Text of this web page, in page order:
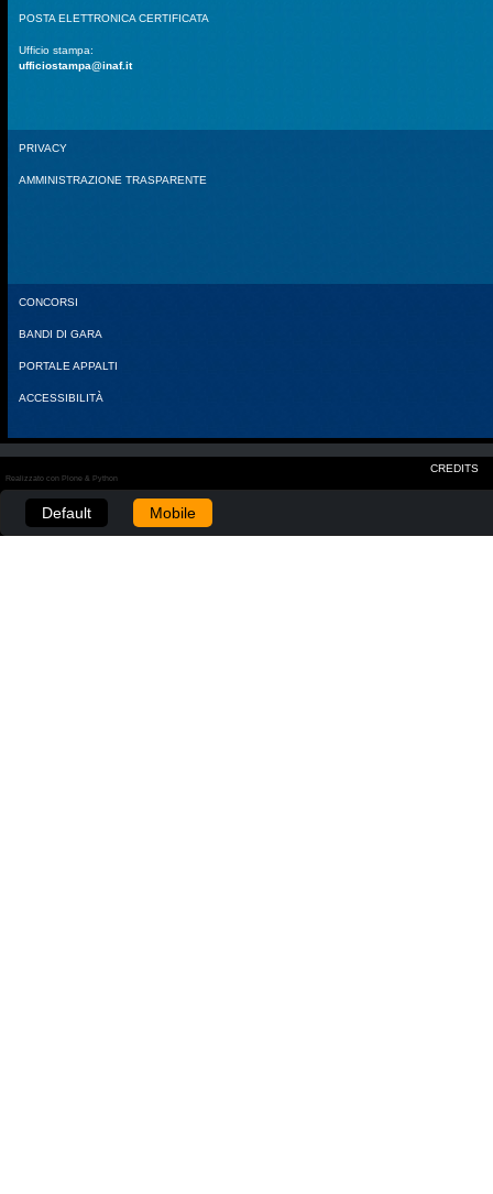
POSTA ELETTRONICA CERTIFICATA
Ufficio stampa:
ufficiostampa@inaf.it
PRIVACY
AMMINISTRAZIONE TRASPARENTE
CONCORSI
BANDI DI GARA
PORTALE APPALTI
ACCESSIBILITÀ
CREDITS
Realizzato con Plone & Python
Default Mobile